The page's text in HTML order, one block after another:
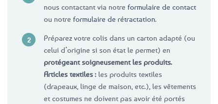
nous contactant via notre formulaire de contact
ou notre formulaire de rétractation.
Préparez votre colis dans un carton adapté (ou
celui d’origine si son état le permet) en
protégeant soigneusement les produits.
Articles textiles : les produits textiles
(drapeaux, linge de maison, etc.), les vêtements
et costumes ne doivent pas avoir été portés